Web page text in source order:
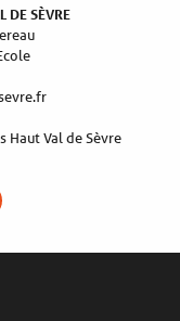
DE SÈVRE
Haut Val de Sèvre